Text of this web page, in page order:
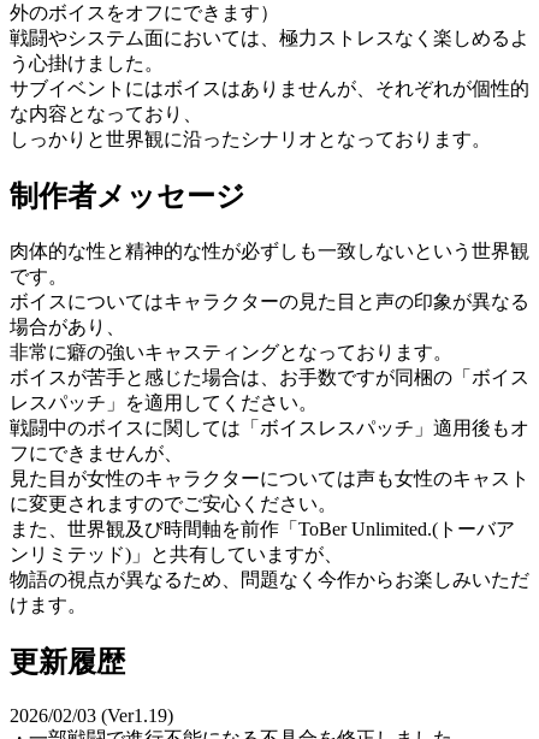
外のボイスをオフにできます）
戦闘やシステム面においては、極力ストレスなく楽しめるよ
う心掛けました。
サブイベントにはボイスはありませんが、それぞれが個性的
な内容となっており、
しっかりと世界観に沿ったシナリオとなっております。
制作者メッセージ
肉体的な性と精神的な性が必ずしも一致しないという世界観
です。
ボイスについてはキャラクターの見た目と声の印象が異なる
場合があり、
非常に癖の強いキャスティングとなっております。
ボイスが苦手と感じた場合は、お手数ですが同梱の「ボイス
レスパッチ」を適用してください。
戦闘中のボイスに関しては「ボイスレスパッチ」適用後もオ
フにできませんが、
見た目が女性のキャラクターについては声も女性のキャスト
に変更されますのでご安心ください。
また、世界観及び時間軸を前作「ToBer Unlimited.(トーバア
ンリミテッド)」と共有していますが、
物語の視点が異なるため、問題なく今作からお楽しみいただ
けます。
更新履歴
2026/02/03 (Ver1.19)